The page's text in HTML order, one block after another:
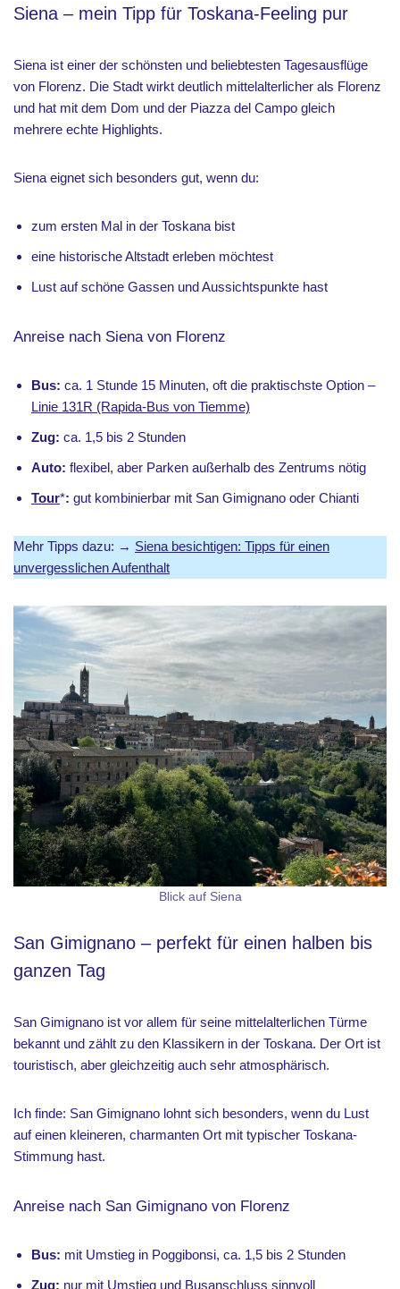
Siena – mein Tipp für Toskana-Feeling pur
Siena ist einer der schönsten und beliebtesten Tagesausflüge
von Florenz. Die Stadt wirkt deutlich mittelalterlicher als Florenz
und hat mit dem Dom und der Piazza del Campo gleich
mehrere echte Highlights.
Siena eignet sich besonders gut, wenn du:
zum ersten Mal in der Toskana bist
eine historische Altstadt erleben möchtest
Lust auf schöne Gassen und Aussichtspunkte hast
Anreise nach Siena von Florenz
Bus: ca. 1 Stunde 15 Minuten, oft die praktischste Option –
Linie 131R (Rapida-Bus von Tiemme)
Zug: ca. 1,5 bis 2 Stunden
Auto: flexibel, aber Parken außerhalb des Zentrums nötig
Tour*: gut kombinierbar mit San Gimignano oder Chianti
Mehr Tipps dazu: → Siena besichtigen: Tipps für einen
unvergesslichen Aufenthalt
Blick auf Siena
San Gimignano – perfekt für einen halben bis
ganzen Tag
San Gimignano ist vor allem für seine mittelalterlichen Türme
bekannt und zählt zu den Klassikern in der Toskana. Der Ort ist
touristisch, aber gleichzeitig auch sehr atmosphärisch.
Ich finde: San Gimignano lohnt sich besonders, wenn du Lust
auf einen kleineren, charmanten Ort mit typischer Toskana-
Stimmung hast.
Anreise nach San Gimignano von Florenz
Bus: mit Umstieg in Poggibonsi, ca. 1,5 bis 2 Stunden
Zug: nur mit Umstieg und Busanschluss sinnvoll